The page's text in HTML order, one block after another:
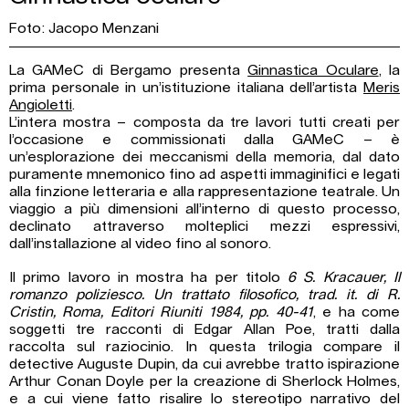
Foto: Jacopo Menzani
La GAMeC di Bergamo presentaGinnastica Oculare, la
prima personale in un’istituzione italiana dell’artista Meris
Angioletti.
L’intera mostra – composta da tre lavori tutti creati per
l’occasione e commissionati dalla GAMeC – è
un’esplorazione dei meccanismi della memoria, dal dato
puramente mnemonico fino ad aspetti immaginifici e legati
alla finzione letteraria e alla rappresentazione teatrale. Un
viaggio a più dimensioni all’interno di questo processo,
declinato attraverso molteplici mezzi espressivi,
dall’installazione al video fino al sonoro.
Il primo lavoro in mostra ha per titolo 6 S. Kracauer, Il
romanzo poliziesco. Un trattato filosofico, trad. it. di R.
Cristin, Roma, Editori Riuniti 1984, pp. 40-41, e ha come
soggetti tre racconti di Edgar Allan Poe, tratti dalla
raccolta sul raziocinio. In questa trilogia compare il
detective Auguste Dupin, da cui avrebbe tratto ispirazione
Arthur Conan Doyle per la creazione di Sherlock Holmes,
e a cui viene fatto risalire lo stereotipo narrativo del